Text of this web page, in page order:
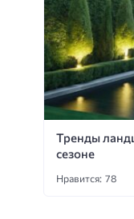
Тренды
сезоне
Нравится: 78